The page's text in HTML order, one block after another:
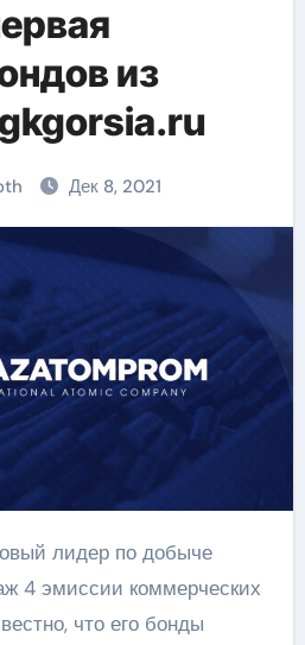
из
Дек 8, 2021
4 эмиссии коммерческих
что его бонды